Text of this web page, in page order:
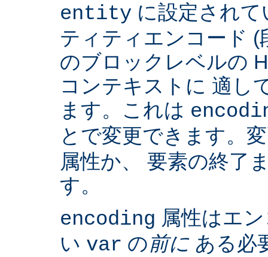
entity に設定され
ティティエンコード
のブロックレベルの
コンテキストに 適し
ます。これは
とで変更できます。
属性か、 要素の終了
す。
encoding 属性はエ
い var の前に ある必